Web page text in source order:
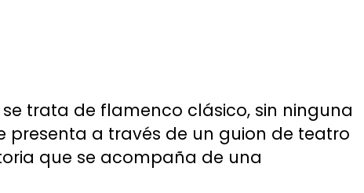
trata de flamenco clásico, sin ninguna
a través de un guion de teatro
que se acompaña de una